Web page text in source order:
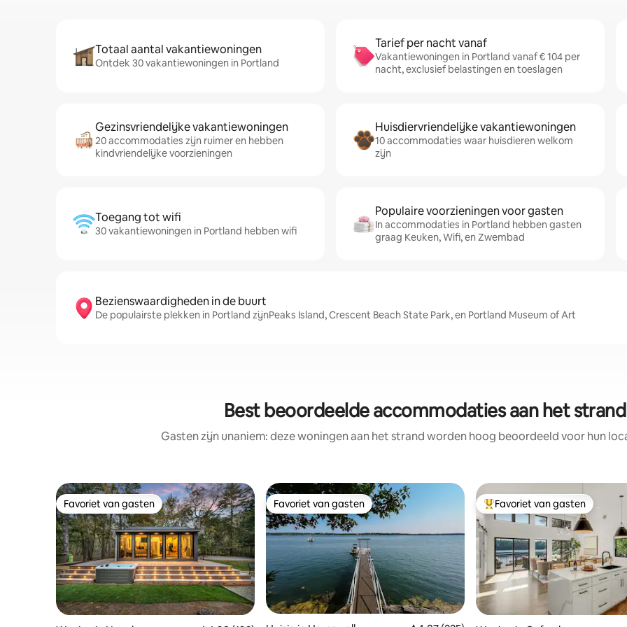
Totaal aantal vakantiewoningen
Ontdek 30 vakantiewoningen in Portland
Tarief per nacht vanaf
Vakantiewoningen in Portland vanaf € 104 per
nacht, exclusief belastingen en toeslagen
Gezinsvriendelijke vakantiewoningen
20 accommodaties zijn ruimer en hebben
kindvriendelijke voorzieningen
Huisdiervriendelijke vakantiewoningen
10 accommodaties waar huisdieren welkom
zijn
Toegang tot wifi
30 vakantiewoningen in Portland hebben wifi
Populaire voorzieningen voor gasten
In accommodaties in Portland hebben gasten
graag Keuken, Wifi, en Zwembad
Bezienswaardigheden in de buurt
De populairste plekken in Portland zijnPeaks Island, Crescent Beach State Park, en Portland Museum of Art
Best beoordeelde accommodaties aan het
Gasten zijn unaniem: deze woningen aan het strand worden hoog beoordeeld voor hun
Favoriet van gasten
Favoriet van gasten Favoriet van gasten
Favoriet van gasten Topfavoriet van gasten
Favoriet van gasten